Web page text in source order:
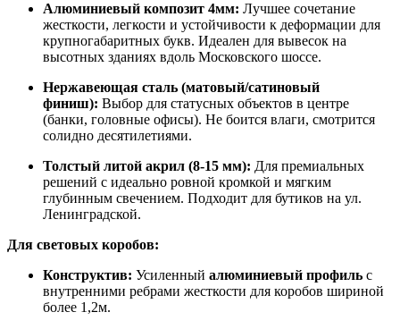
Алюминиевый композит 4мм: Лучшее сочетание
жесткости, легкости и устойчивости к деформации для
крупногабаритных букв. Идеален для вывесок на
высотных зданиях вдоль Московского шоссе.
Нержавеющая сталь (матовый/сатиновый
финиш): Выбор для статусных объектов в центре
(банки, головные офисы). Не боится влаги, смотрится
солидно десятилетиями.
Толстый литой акрил (8-15 мм): Для премиальных
решений с идеально ровной кромкой и мягким
глубинным свечением. Подходит для бутиков на ул.
Ленинградской.
Для световых коробов:
Конструктив: Усиленный алюминиевый профиль с
внутренними ребрами жесткости для коробов шириной
более 1,2м.